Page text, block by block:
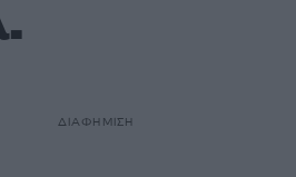
ΔΙΑΦΗΜΙΣΗ